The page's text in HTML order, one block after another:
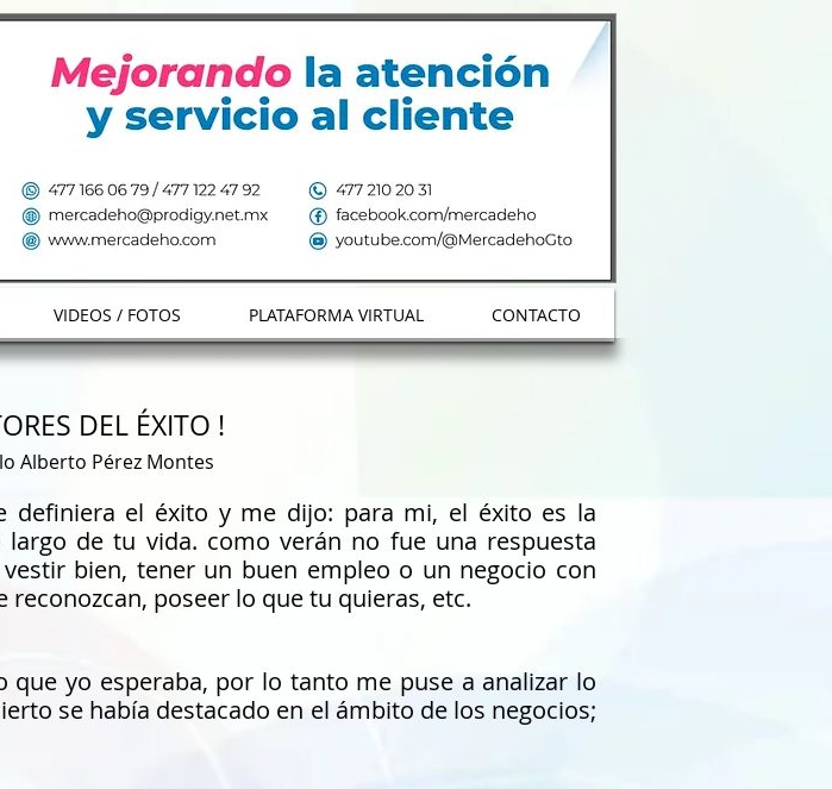
Envianos Whatsapp
VIDEOS / FOTOS PLATAFORMA VIRTUAL CONTACTO
DEL ÉXITO !
Alberto Pérez Montes
definiera el éxito y me dijo: para mi, el éxito es la
de tu vida. como verán no fue una respuesta
bien, tener un buen empleo o un negocio con
poseer lo que tu quieras, etc.
que yo esperaba, por lo tanto me puse a analizar lo
se había destacado en el ámbito de los negocios;